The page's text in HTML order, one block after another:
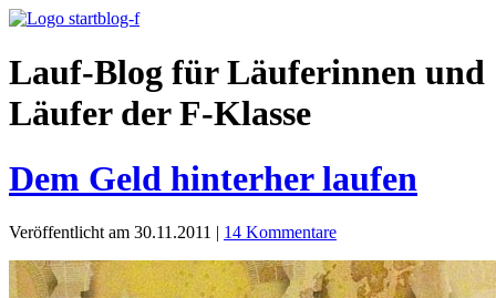
Lauf-Blog für Läuferinnen und
Läufer der F-Klasse
Dem Geld hinterher laufen
Veröffentlicht am 30.11.2011 | 14 Kommentare